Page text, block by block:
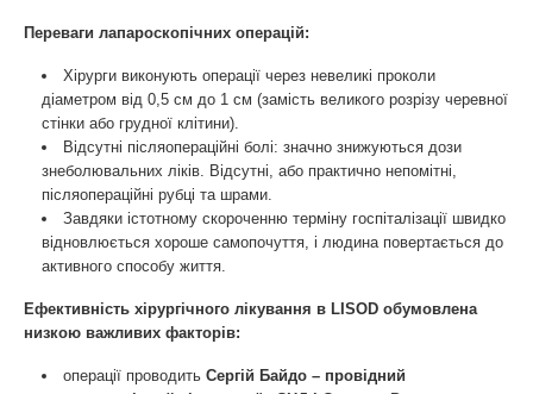
Переваги лапароскопічних операцій:
Хірурги виконують операції через невеликі проколи
діаметром від 0,5 см до 1 см (замість великого розрізу черевної
стінки або грудної клітини).
Відсутні післяопераційні болі: значно знижуються дози
знеболювальних ліків. Відсутні, або практично непомітні,
післяопераційні рубці та шрами.
Завдяки істотному скороченню терміну госпіталізації швидко
відновлюється хороше самопочуття, і людина повертається до
активного способу життя.
Ефективність хірургічного лікування в LISOD обумовлена
низкою важливих факторів:
операції проводить Сергій Байдо – провідний